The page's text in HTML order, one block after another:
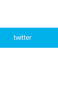
twitter